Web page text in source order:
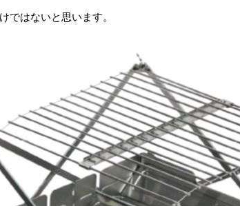
ではないと思います。